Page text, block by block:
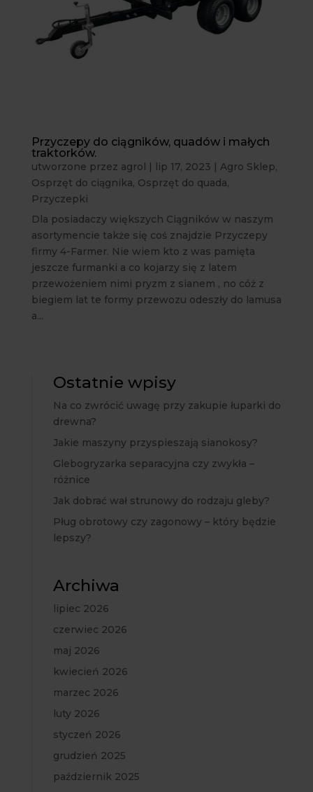
Przyczepy do ciągników, quadów i małych
traktorków.
utworzone przez agrol | lip 17, 2023 | Agro Sklep,
Osprzęt do ciągnika, Osprzęt do quada,
Przyczepki
Dla posiadaczy większych Ciągników w naszym
asortymencie także się coś znajdzie Przyczepy
firmy 4-Farmer. Nie wiem kto z was pamięta
jeszcze furmanki a co kojarzy się z latem
przewożeniem nimi pryzm z sianem , no cóż z
biegiem lat te formy przewozu odeszły do lamusa
a...
Ostatnie wpisy
Na co zwrócić uwagę przy zakupie łuparki do
drewna?
Jakie maszyny przyspieszają sianokosy?
Glebogryzarka separacyjna czy zwykła –
różnice
Jak dobrać wał strunowy do rodzaju gleby?
Pług obrotowy czy zagonowy – który będzie
lepszy?
Archiwa
lipiec 2026
czerwiec 2026
maj 2026
kwiecień 2026
marzec 2026
luty 2026
styczeń 2026
grudzień 2025
październik 2025